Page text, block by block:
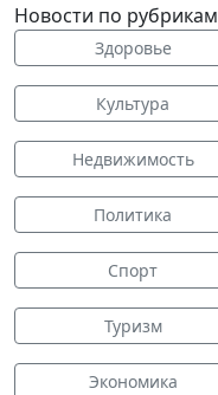
Новости по рубрикам
Здоровье
Культура
Недвижимость
Политика
Спорт
Туризм
Экономика